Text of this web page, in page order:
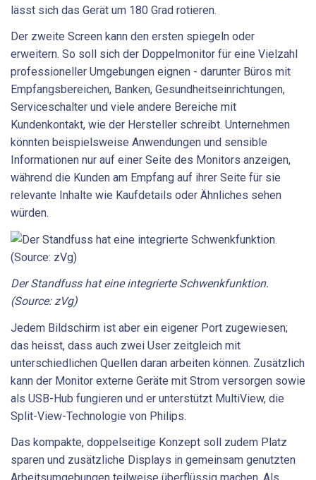
lässt sich das Gerät um 180 Grad rotieren.
Der zweite Screen kann den ersten spiegeln oder
erweitern. So soll sich der Doppelmonitor für eine Vielzahl
professioneller Umgebungen eignen - darunter Büros mit
Empfangsbereichen, Banken, Gesundheitseinrichtungen,
Serviceschalter und viele andere Bereiche mit
Kundenkontakt, wie der Hersteller schreibt. Unternehmen
könnten beispielsweise Anwendungen und sensible
Informationen nur auf einer Seite des Monitors anzeigen,
während die Kunden am Empfang auf ihrer Seite für sie
relevante Inhalte wie Kaufdetails oder Ähnliches sehen
würden.
Der Standfuss hat eine integrierte Schwenkfunktion.
(Source: zVg)
Jedem Bildschirm ist aber ein eigener Port zugewiesen;
das heisst, dass auch zwei User zeitgleich mit
unterschiedlichen Quellen daran arbeiten können. Zusätzlich
kann der Monitor externe Geräte mit Strom versorgen sowie
als USB-Hub fungieren und er unterstützt MultiView, die
Split-View-Technologie von Philips.
Das kompakte, doppelseitige Konzept soll zudem Platz
sparen und zusätzliche Displays in gemeinsam genutzten